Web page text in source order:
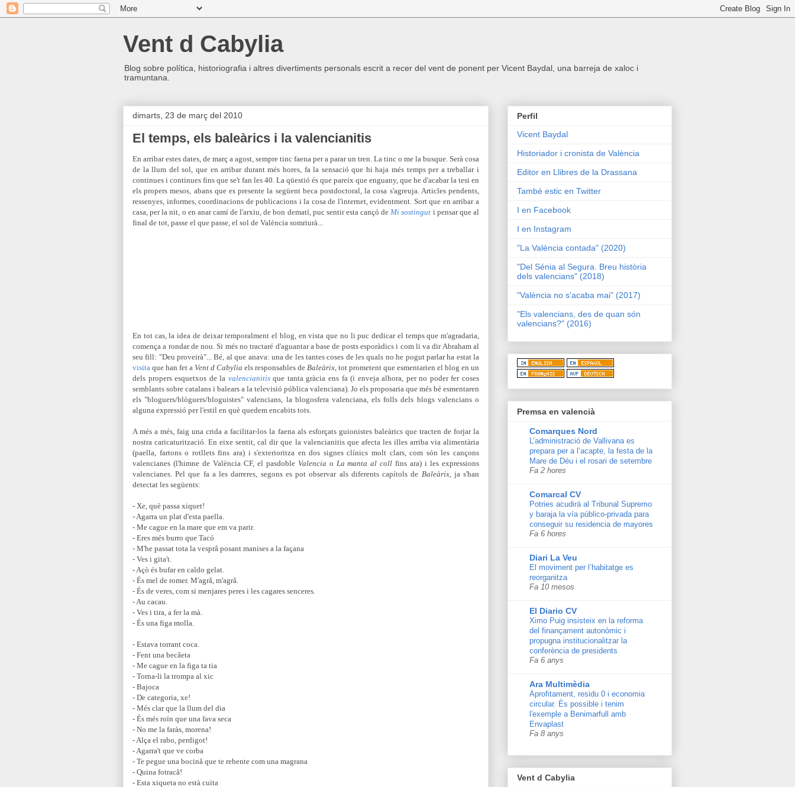
Vent d Cabylia
Blog sobre política, historiografia i altres divertiments personals escrit a recer del vent de ponent per Vicent Baydal, una barreja de xaloc i
tramuntana.
dimarts, 23 de març del 2010
El temps, els baleàrics i la valencianitis
En arribar estes dates, de març a agost, sempre tinc faena per a parar un tren. La tinc o me la busque. Serà cosa
de la llum del sol, que en arribar durant més hores, fa la sensació que hi haja més temps per a treballar i
continues i continues fins que se't fan les 40. La qüestió és que pareix que enguany, que he d'acabar la tesi en
els propers mesos, abans que es presente la següent beca postdoctoral, la cosa s'agreuja. Articles pendents,
ressenyes, informes, coordinacions de publicacions i la cosa de l'internet, evidentment. Sort que en arribar a
casa, per la nit, o en anar camí de l'arxiu, de bon dematí, puc sentir esta cançó deMi sostingut i pensar que al
final de tot, passe el que passe, el sol de València somriurà...
En tot cas, la idea de deixar temporalment el blog, en vista que no li puc dedicar el temps que m'agradaria,
comença a rondar de nou. Si més no tractaré d'aguantar a base de posts esporàdics i com li va dir Abraham al
seu fill: "Deu proveirà"... Bé, al que anava: una de les tantes coses de les quals no he pogut parlar ha estat la
visita que han fet a Vent d Cabylia els responsables de Baleàrix, tot prometent que esmentarien el blog en un
dels propers esquetxos de la valencianitis que tanta gràcia ens fa (i enveja alhora, per no poder fer coses
semblants sobre catalans i balears a la televisió pública valenciana). Jo els proposaria que més bé esmentaren
els "bloguers/blòguers/bloguistes" valencians, la blogosfera valenciana, els folls dels blogs valencians o
alguna expressió per l'estil en què quedem encabits tots.
A més a més, faig una crida a facilitar-los la faena als esforçats guionistes baleàrics que tracten de forjar la
nostra caricaturització. En eixe sentit, cal dir que la valencianitis que afecta les illes arriba via alimentària
(paella, fartons o rotllets fins ara) i s'exterioritza en dos signes clínics molt clars, com són les cançons
valencianes (l'himne de València CF, el pasdoble Valencia o La manta al coll fins ara) i les expressions
valencianes. Pel que fa a les darreres, segons es pot observar als diferents capítols de Baleàrix, ja s'han
detectat les següents:
- Xe, què passa xiquet!
- Agarra un plat d'esta paella.
- Me cague en la mare que em va parir.
- Eres més burro que Tacó
- M'he passat tota la vesprâ posant manises a la façana
- Ves i gita't.
- Açò és bufar en caldo gelat.
- És mel de romer. M'agrâ, m'agrâ.
- És de veres, com si menjares peres i les cagares senceres.
- Au cacau.
- Ves i tira, a fer la mà.
- És una figa molla.
- Estava torrant coca.
- Fent una becãeta
- Me cague en la figa ta tia
- Torna-li la trompa al xic
- Bajoca
- De categoria, xe!
- Més clar que la llum del dia
- És més roïn que una fava seca
- No me la faràs, morena!
- Alça el rabo, perdigot!
- Agarra't que ve corba
- Te pegue una bocinâ que te rebente com una magrana
- Quina fotracâ!
- Esta xiqueta no està cuita
Perfil
Vicent Baydal
Historiador i cronista de València
Editor en Llibres de la Drassana
També estic en Twitter
I en Facebook
I en Instagram
"La València contada" (2020)
"Del Sénia al Segura. Breu història
dels valencians" (2018)
"València no s'acaba mai" (2017)
"Els valencians, des de quan són
valencians?" (2016)
Premsa en valencià
Comarques Nord
L’administració de Vallivana es
prepara per a l’acapte, la festa de la
Mare de Déu i el rosari de setembre
Fa 2 hores
Comarcal CV
Potries acudirá al Tribunal Supremo
y baraja la vía público-privada para
conseguir su residencia de mayores
Fa 6 hores
Diari La Veu
El moviment per l’habitatge es
reorganitza
Fa 10 mesos
El Diario CV
Ximo Puig insisteix en la reforma
del finançament autonòmic i
propugna institucionalitzar la
conferència de presidents
Fa 6 anys
Ara Multimèdia
Aprofitament, residu 0 i economia
circular. És possible i tenim
l'exemple a Benimarfull amb
Envaplast
Fa 8 anys
Vent d Cabylia